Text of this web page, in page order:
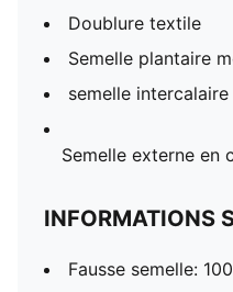
Doublure textile
Semelle plantaire
semelle intercalaire
Semelle externe en
INFORMATIONS
Fausse semelle: